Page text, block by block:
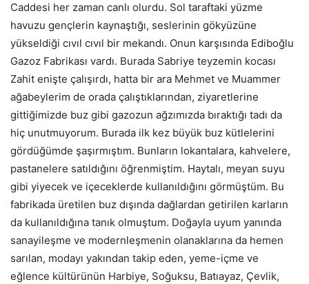
Caddesi her zaman canlı olurdu. Sol taraftaki yüzme
havuzu gençlerin kaynaştığı, seslerinin gökyüzüne
yükseldiği cıvıl cıvıl bir mekandı. Onun karşısında Ediboğlu
Gazoz Fabrikası vardı. Burada Sabriye teyzemin kocası
Zahit enişte çalışırdı, hatta bir ara Mehmet ve Muammer
ağabeylerim de orada çalıştıklarından, ziyaretlerine
gittiğimizde buz gibi gazozun ağzımızda bıraktığı tadı da
hiç unutmuyorum. Burada ilk kez büyük buz kütlelerini
gördüğümde şaşırmıştım. Bunların lokantalara, kahvelere,
pastanelere satıldığını öğrenmiştim. Haytalı, meyan suyu
gibi yiyecek ve içeceklerde kullanıldığını görmüştüm. Bu
fabrikada üretilen buz dışında dağlardan getirilen karların
da kullanıldığına tanık olmuştum. Doğayla uyum yanında
sanayileşme ve modernleşmenin olanaklarına da hemen
sarılan, modayı yakından takip eden, yeme-içme ve
eğlence kültürünün Harbiye, Soğuksu, Batıayaz, Çevlik,